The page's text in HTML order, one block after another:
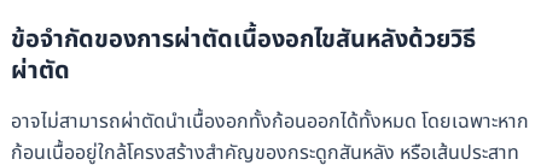
ข้อจำกัดของการผ่าตัดเนื้องอกไขสันหลังด้วยวิธี
ผ่าตัด
อาจไม่สามารถผ่าตัดนำเนื้องอกทั้งก้อนออกได้ทั้งหมด โดยเฉพาะหาก
ก้อนเนื้ออยู่ใกล้โครงสร้างสำคัญของกระดูกสันหลัง หรือเส้นประสาท